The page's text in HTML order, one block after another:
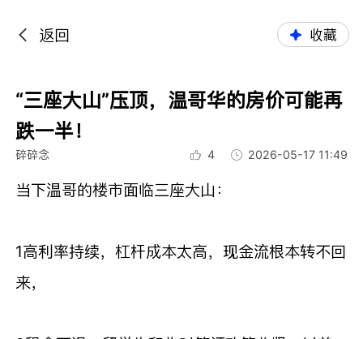
返回 收藏
“三座大山”压顶，温哥华的房价可能再
跌一半！
碎碎念 4 2026-05-17 11:49
当下温哥的楼市面临三座大山：
1高利率持续，杠杆成本太高，现金流根本转不回
来，